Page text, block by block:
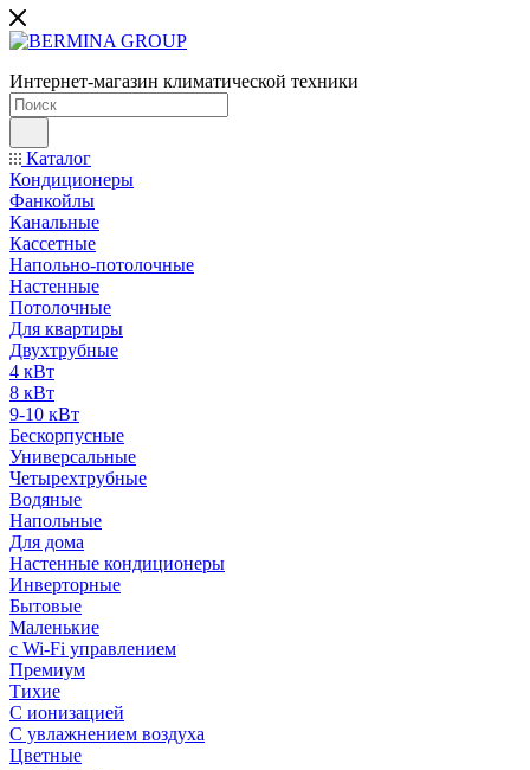
Интернет-магазин климатической техники
Каталог
Кондиционеры
Фанкойлы
Канальные
Кассетные
Напольно-потолочные
Настенные
Потолочные
Для квартиры
Двухтрубные
4 кВт
8 кВт
9-10 кВт
Бескорпусные
Универсальные
Четырехтрубные
Водяные
Напольные
Для дома
Настенные кондиционеры
Инверторные
Бытовые
Маленькие
с Wi-Fi управлением
Премиум
Тихие
С ионизацией
С увлажнением воздуха
Цветные